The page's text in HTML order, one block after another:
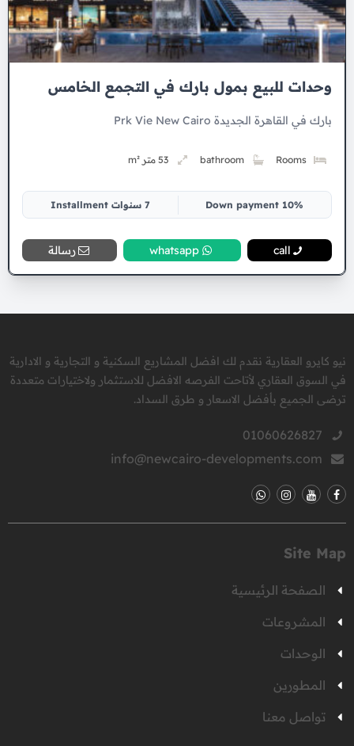
وحدات للبيع بمول بارك في التجمع الخامس
بارك في القاهرة الجديدة Prk Vie New Cairo
Rooms
bathroom 53 متر m²
10% Down payment 7 سنوات Installment
call
whatsapp رسالة
نيو كايرو العقارية نقدم لك افضل المشاريع السكنية و التجارية و الادارية
في السوق العقاري لأتاحت الفرصه الافضل للاستثمار ولاختيارات متعددة
ترضى الجميع بأفضل الاسعار و طرق السداد.
01060626827
info@newcairo-developments.com
Site Map
الصفحة الرئيسية
المشروعات
الوحدات
المطورين
تواصل معنا